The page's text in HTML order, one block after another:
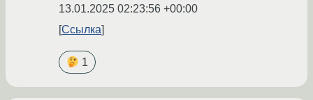
13.01.2025 02:23:56 +00:00
Ссылка
1